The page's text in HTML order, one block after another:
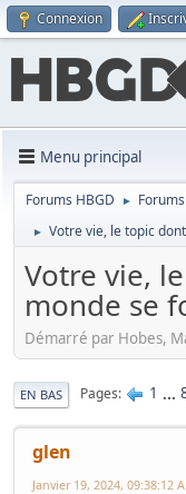
Connexion
Menu principal
Forums HBGD ► Forums
► Votre vie, le topic
Votre vie,
monde se
Démarré par Hobes,
EN BAS Pages 1 ...
glen
Janvier 19, 2024, 09:38:12